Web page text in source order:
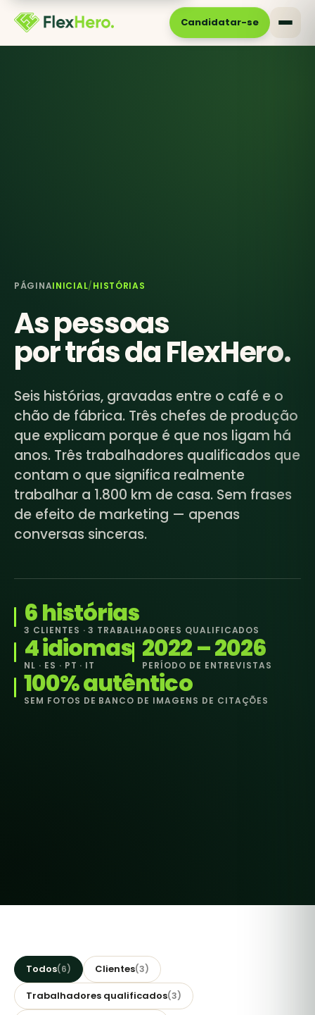
Candidatar-se
PÁGINAINICIAL/HISTÓRIAS
As pessoas
por trásda FlexHero.
Seis histórias, gravadas entre o café e o
chão de fábrica. Três chefes de produção
que explicam porque é que nos ligam há
anos. Três trabalhadores qualificados que
contam o que significa realmente
trabalhar a 1.800 km de casa. Sem frases
de efeito de marketing — apenas
conversas sinceras.
6 histórias
3 CLIENTES · 3 TRABALHADORES QUALIFICADOS
4 idiomas
NL · ES · PT · IT
2022 – 2026
PERÍODO DE ENTREVISTAS
100% autêntico
SEM FOTOS DE BANCO DE IMAGENS DE CITAÇÕES
Todos(6) Clientes(3)
Trabalhadores qualificados(3)